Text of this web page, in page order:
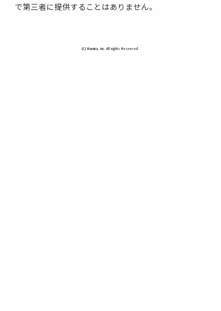
で第三者に提供することはありません。
(C) Macnica, Inc. All rights Reserved.